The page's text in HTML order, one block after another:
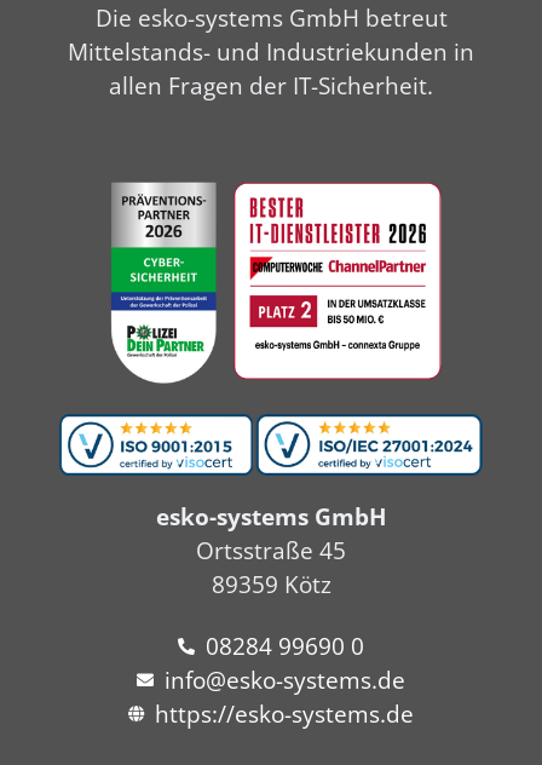
Die esko-systems GmbH betreut
Mittelstands- und Industriekunden in
allen Fragen der IT-Sicherheit.
esko-systems GmbH
Ortsstraße 45
89359 Kötz
08284 99690 0
info@esko-systems.de
https://esko-systems.de